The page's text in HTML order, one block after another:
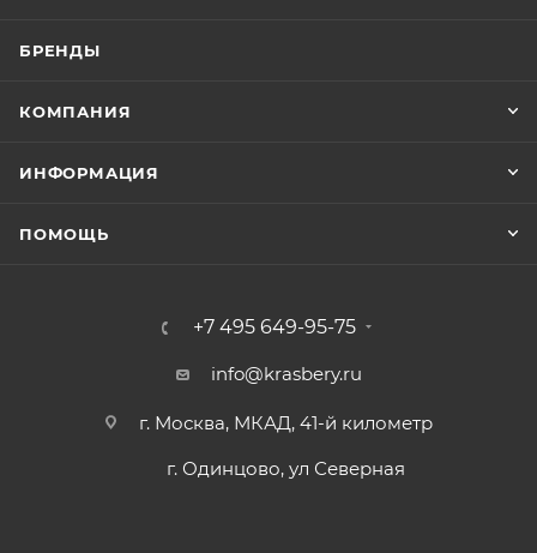
БРЕНДЫ
КОМПАНИЯ
ИНФОРМАЦИЯ
ПОМОЩЬ
+7 495 649-95-75
info@krasbery.ru
г. Москва, МКАД, 41-й километр
г. Одинцово, ул Северная